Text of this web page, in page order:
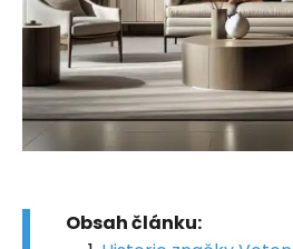
Obsah článku: